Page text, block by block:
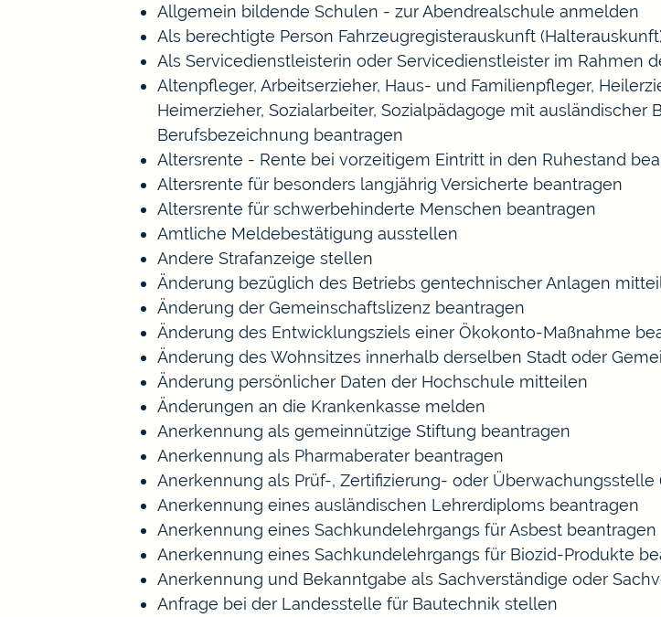
Allgemein bildende Schulen - zur Abendrealschule anmelden
Als berechtigte Person Fahrzeugregisterauskunft
Als Servicedienstleisterin oder Servicedienstleister im Rahmen
Altenpfleger, Arbeitserzieher, Haus- und Familienpfleger,
Heimerzieher, Sozialarbeiter, Sozialpädagoge mit ausländischer
Berufsbezeichnung beantragen
Altersrente - Rente bei vorzeitigem Eintritt in den Ruhestand
Altersrente für besonders langjährig Versicherte beantragen
Altersrente für schwerbehinderte Menschen beantragen
Amtliche Meldebestätigung ausstellen
Andere Strafanzeige stellen
Änderung bezüglich des Betriebs gentechnischer Anlagen
Änderung der Gemeinschaftslizenz beantragen
Änderung des Entwicklungsziels einer Ökokonto-Maßnahme
Änderung des Wohnsitzes innerhalb derselben Stadt oder
Änderung persönlicher Daten der Hochschule mitteilen
Änderungen an die Krankenkasse melden
Anerkennung als gemeinnützige Stiftung beantragen
Anerkennung als Pharmaberater beantragen
Anerkennung als Prüf-, Zertifizierung- oder
Anerkennung eines ausländischen Lehrerdiploms beantragen
Anerkennung eines Sachkundelehrgangs für Asbest beantragen
Anerkennung eines Sachkundelehrgangs für Biozid-Produkte
Anerkennung und Bekanntgabe als Sachverständige oder
Anfrage bei der Landesstelle für Bautechnik stellen